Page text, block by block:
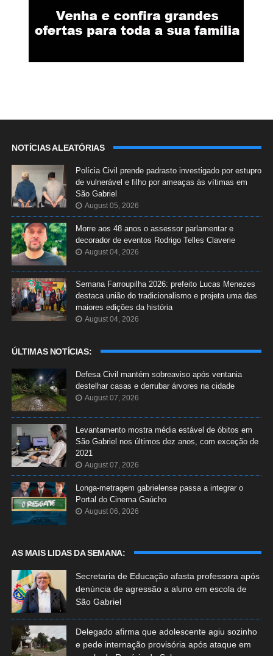
NOTÍCIAS ALEATÓRIAS
Polícia Civil prende padrasto investigado por estupro
de vulnerável e filho por ameaças às vítimas em
São Gabriel
August 05, 2026
Morre aos 48 anos o assessor parlamentar e
decorador de eventos Rodrigo Telles Claverie
August 04, 2026
Semana Farroupilha 2026: prefeito Lucas Menezes
destaca união do tradicionalismo e projeta uma das
maiores edições da história
August 04, 2026
ÚLTIMAS NOTÍCIAS:
Defesa Civil mantém sobreaviso após ventania
destelhar casas e derrubar árvores na cidade
August 07, 2026
Levantamento mostra média estável de óbitos em
São Gabriel nos últimos dez anos, com exceção de
2021
August 07, 2026
Longa-metragem gabrielense passa a integrar o
Portal do Cinema Gaúcho
August 06, 2026
AS MAIS LIDAS DA SEMANA:
Secretaria de Educação afasta professora após
denúncia de agressão a aluno em escola de
São Gabriel
Delegado afirma que adolescente agiu sozinho
e pede internação provisória após ataque em